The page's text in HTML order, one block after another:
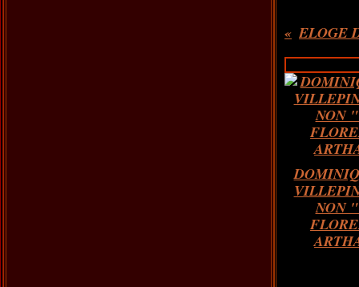
ELOGE
NON